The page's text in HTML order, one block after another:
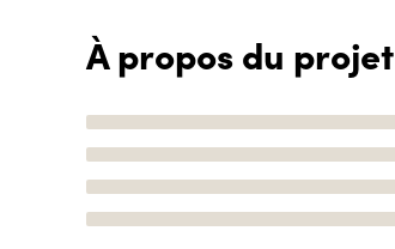
À propos du projet